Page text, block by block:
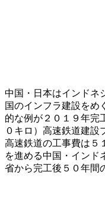
中国・日本はインドネ
国のインフラ建設をめ
的な例が２０１９年完
０キロ）高速鉄道建設
高速鉄道の工事費は５
を進める中国・インド
省から完工後５０年間